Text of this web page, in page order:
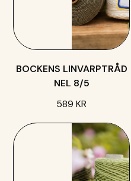
BOCKENS LINVARPTRÅD
NEL 8/5
589 KR